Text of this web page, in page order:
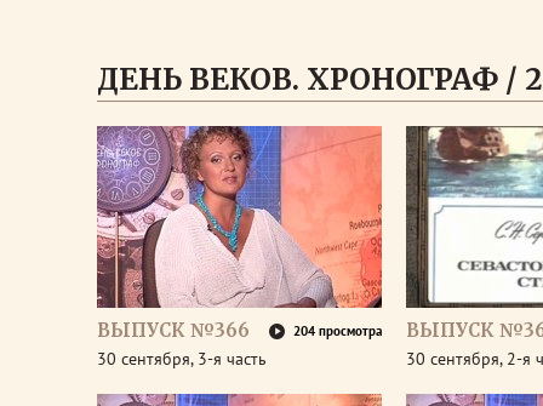
ДЕНЬ ВЕКОВ. ХРОНОГРАФ /
ВЫПУСК №366 204 просмотра
30 сентября, 3-я часть
ВЫПУСК
30 сентября, 2-я